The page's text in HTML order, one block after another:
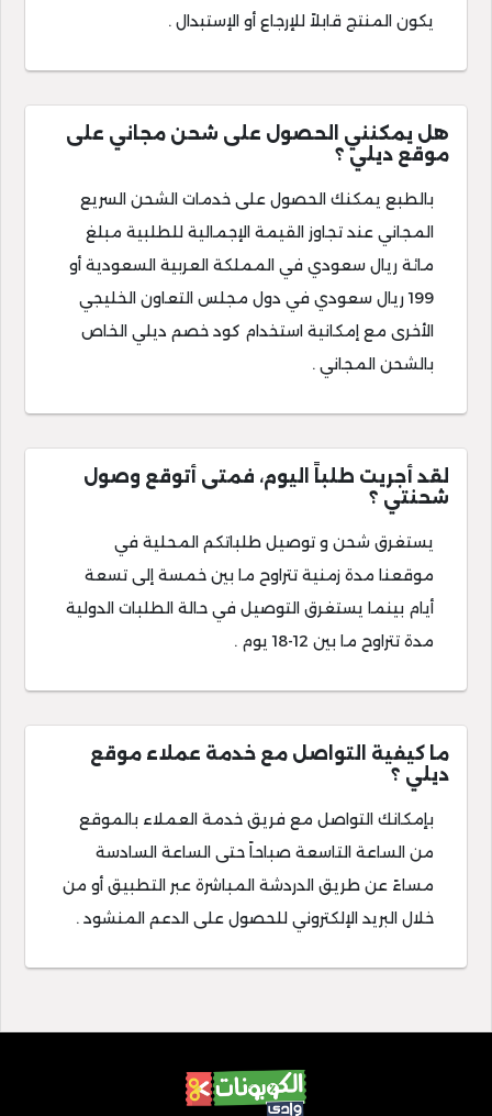
يكون المنتج قابلاً للإرجاع أو الإستبدال .
هل يمكنني الحصول على شحن مجاني على
موقع ديلي ؟
بالطبع يمكنك الحصول على خدمات الشحن السريع
المجاني عند تجاوز القيمة الإجمالية للطلبية مبلغ
مائة ريال سعودي في المملكة العربية السعودية أو
199 ريال سعودي في دول مجلس التعاون الخليجي
الأخرى مع إمكانية استخدام كود خصم ديلي الخاص
بالشحن المجاني .
لقد أجريت طلباً اليوم، فمتى أتوقع وصول
شحنتي ؟
يستغرق شحن و توصيل طلباتكم المحلية في
موقعنا مدة زمنية تتراوح ما بين خمسة إلى تسعة
أيام بينما يستغرق التوصيل في حالة الطلبات الدولية
مدة تتراوح ما بين 12-18 يوم .
ما كيفية التواصل مع خدمة عملاء موقع
ديلي ؟
بإمكانك التواصل مع فريق خدمة العملاء بالموقع
من الساعة التاسعة صباحاً حتى الساعة السادسة
مساءً عن طريق الدردشة المباشرة عبر التطبيق أو من
خلال البريد الإلكتروني للحصول على الدعم المنشود .